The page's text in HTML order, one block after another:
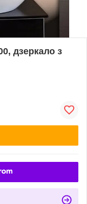
дзеркало з